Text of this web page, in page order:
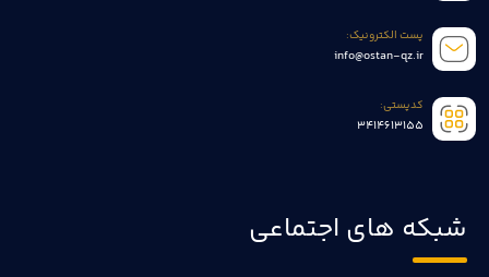
پست الکترونیک:
info@ostan-qz.ir
کدپستی:
3414613155
شبکه های اجتماعی